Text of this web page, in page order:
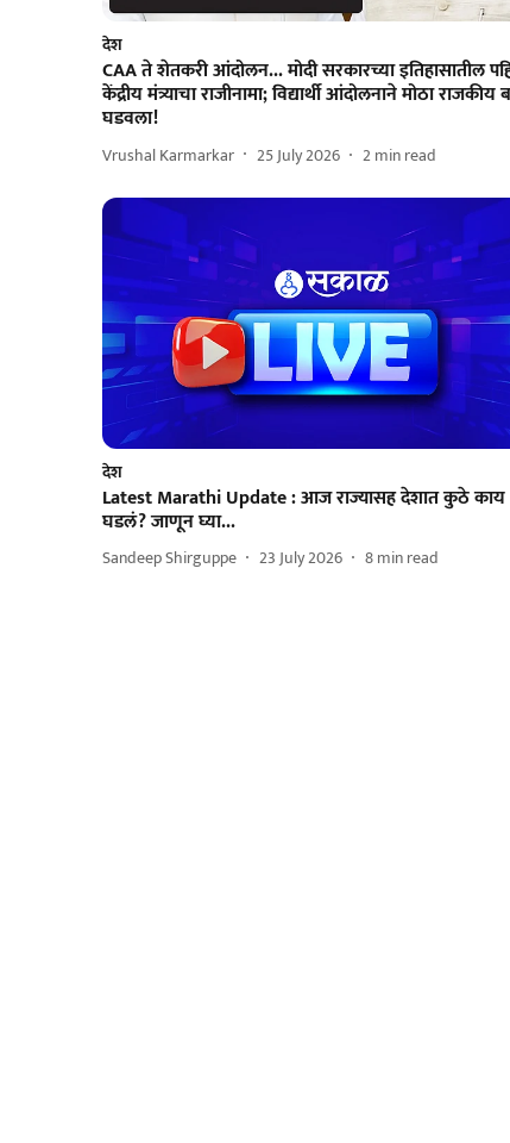
देश
CAA ते शेतकरी आंदोलन... मोदी सरकारच्या इतिहासातील
केंद्रीय मंत्र्याचा राजीनामा; विद्यार्थी आंदोलनाने मोठा
घडवला!
Vrushal Karmarkar 25 July 2026 2min read
देश
Latest Marathi Update : आज राज्यासह देशात कुठे काय
घडलं? जाणून घ्या...
Sandeep Shirguppe 23 July 2026 8min read